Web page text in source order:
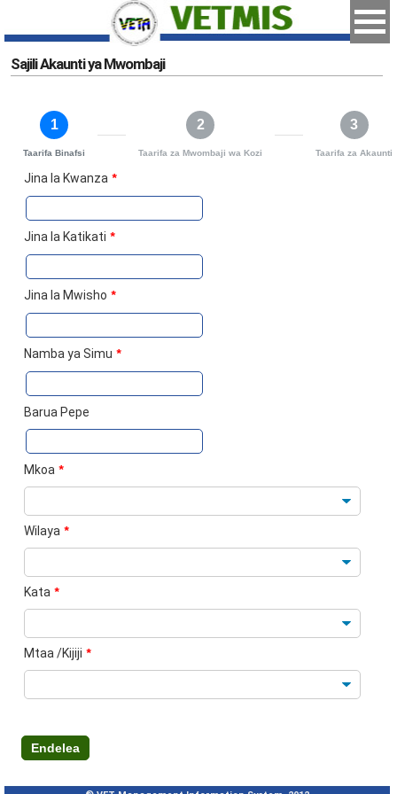
Sajili Akaunti ya Mwombaji
1
Taarifa Binafsi
2
Taarifa za Mwombaji wa Kozi
3
Taarifa za Akaunti
Jina la Kwanza *
Jina la Katikati *
Jina la Mwisho *
Namba ya Simu *
Barua Pepe
Mkoa *
Wilaya *
Kata *
Mtaa /Kijiji *